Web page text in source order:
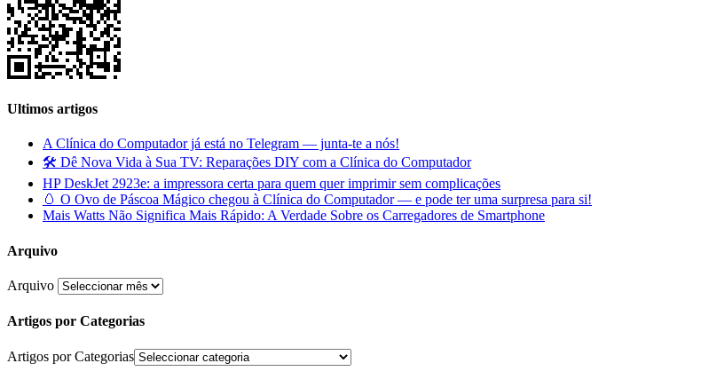
Ultimos artigos
A Clínica do Computador já está no Telegram — junta-te a nós!
🛠️ Dê Nova Vida à Sua TV: Reparações DIY com a Clínica do Computador
HP DeskJet 2923e: a impressora certa para quem quer imprimir sem complicações
🥚 O Ovo de Páscoa Mágico chegou à Clínica do Computador — e pode ter uma surpresa para si!
Mais Watts Não Significa Mais Rápido: A Verdade Sobre os Carregadores de Smartphone
Arquivo
Arquivo
Artigos por Categorias
Artigos por Categorias